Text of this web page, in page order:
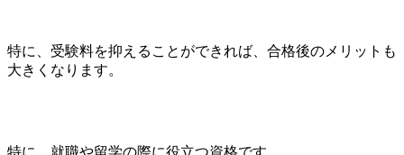
特に、受験料を抑えることができれば、合格後のメリットも
大きくなります。
特に、就職や留学の際に役立つ資格です。